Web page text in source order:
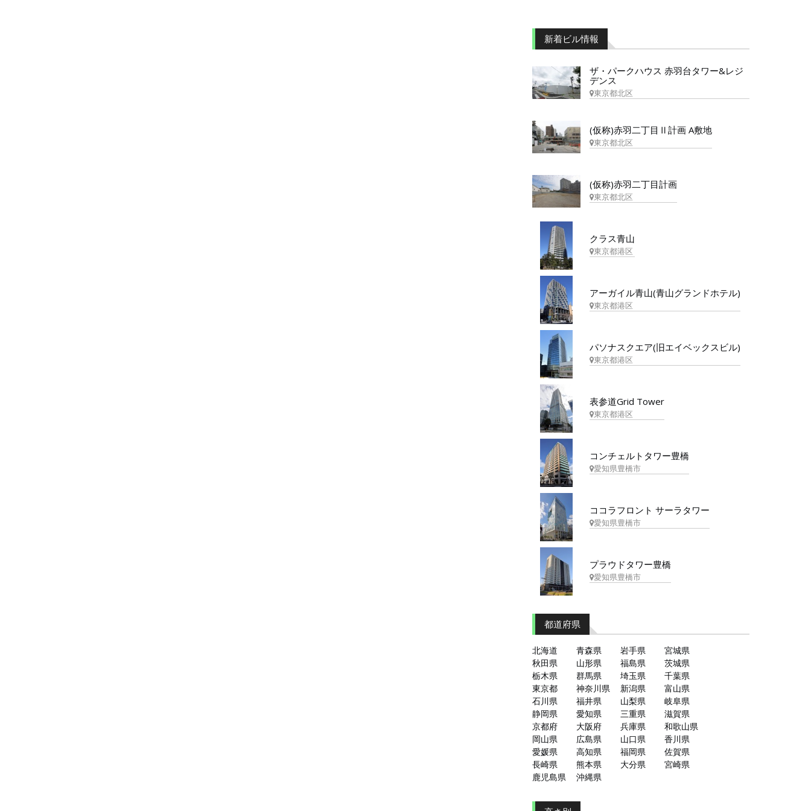
新着ビル情報
ザ・パークハウス 赤羽台タワー&レジ
デンス
東京都北区
(仮称)赤羽二丁目Ⅱ計画 A敷地
東京都北区
(仮称)赤羽二丁目計画
東京都北区
クラス青山
東京都港区
アーガイル青山(青山グランドホテル)
東京都港区
パソナスクエア(旧エイベックスビル)
東京都港区
表参道Grid Tower
東京都港区
コンチェルトタワー豊橋
愛知県豊橋市
ココラフロント サーラタワー
愛知県豊橋市
プラウドタワー豊橋
愛知県豊橋市
都道府県
北海道 青森県 岩手県
宮城県
秋田県
山形県 福島県
茨城県
栃木県
群馬県 埼玉県
千葉県
東京都
神奈川県 新潟県
富山県
石川県
福井県 山梨県
岐阜県
静岡県
愛知県 三重県
滋賀県
京都府
大阪府 兵庫県
和歌山県
岡山県
広島県 山口県
香川県
愛媛県
高知県 福岡県
佐賀県
長崎県
熊本県 大分県
宮崎県
鹿児島県
沖縄県